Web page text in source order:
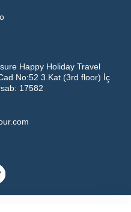
Happy Holiday Travel
No:52 3.Kat (3rd floor) İç
17582